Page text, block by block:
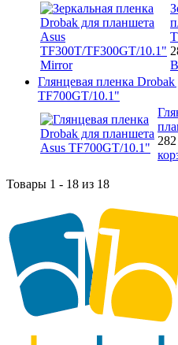
Глянцевая пленка
TF700GT/10.1"
Товары 1 - 18 из 18